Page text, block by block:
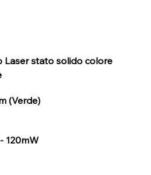
Laser stato solido colore
(Verde)
120mW